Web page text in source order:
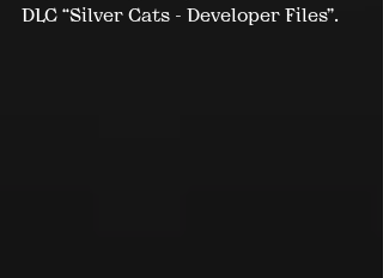
DLC “Silver Cats - Developer Files”.